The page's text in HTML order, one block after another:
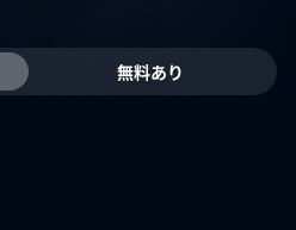
無料あり